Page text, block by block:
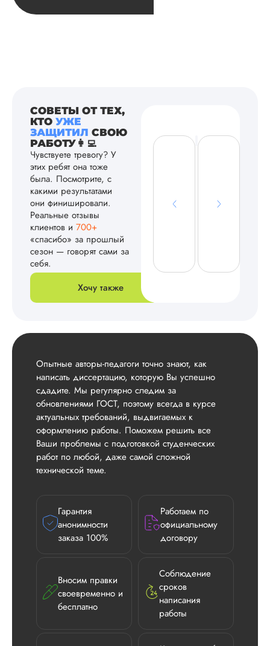
СОВЕТЫ ОТ ТЕХ,
КТО УЖЕ
ЗАЩИТИЛ СВОЮ
РАБОТУ👩‍💻
Чувствуете тревогу? У
этих ребят она тоже
была. Посмотрите, с
какими результатами
они финишировали.
Реальные отзывы
клиентов и 700+
«спасибо» за прошлый
сезон — говорят сами за
себя.
Хочу также
Опытные авторы-педагоги точно знают, как
написать диссертацию, которую Вы успешно
сдадите. Мы регулярно следим за
обновлениями ГОСТ, поэтому всегда в курсе
актуальных требований, выдвигаемых к
оформлению работы. Поможем решить все
Ваши проблемы с подготовкой студенческих
работ по любой, даже самой сложной
технической теме.
Гарантия
анонимности
заказа 100%
Работаем по
официальному
договору
Вносим правки
своевременно и
бесплатно
Соблюдение
сроков
написания
работы